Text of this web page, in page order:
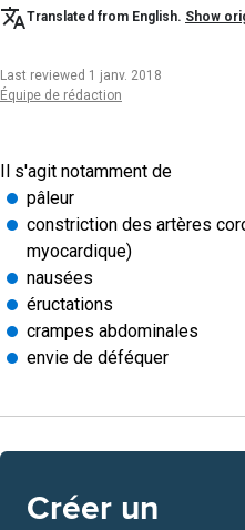
Translated from English. Show
Last reviewed 1 janv. 2018
Équipe de rédaction
Il s'agit notamment de
pâleur
constriction des artères
myocardique)
nausées
éructations
crampes abdominales
envie de déféquer
Créer un